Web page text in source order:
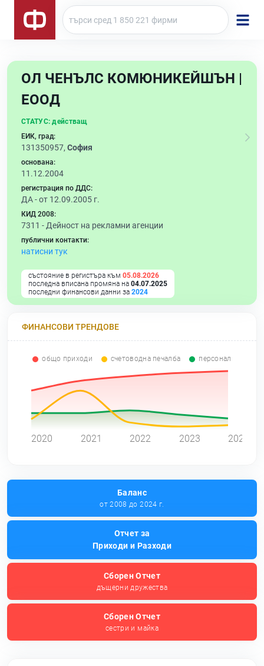
ОЛ ЧЕНЪЛС КОМЮНИКЕЙШЪН |
ЕООД
СТАТУС: действащ
ЕИК, град:
131350957, София
основана:
11.12.2004
регистрация по ДДС:
ДА - от 12.09.2005 г.
КИД 2008:
7311 - Дейност на рекламни агенции
публични контакти:
натисни тук
състояние в регистъра към 05.08.2026
последна вписана промяна на 04.07.2025
последни финансови данни за 2024
ФИНАНСОВИ ТРЕНДОВЕ
общо приходи счетоводна печалба персонал
2020 2021 2022 2023 2024
Баланс
от 2008 до 2024 г.
Отчет за
Приходи и Разходи
Сборен Отчет
дъщерни дружества
Сборен Отчет
сестри и майка